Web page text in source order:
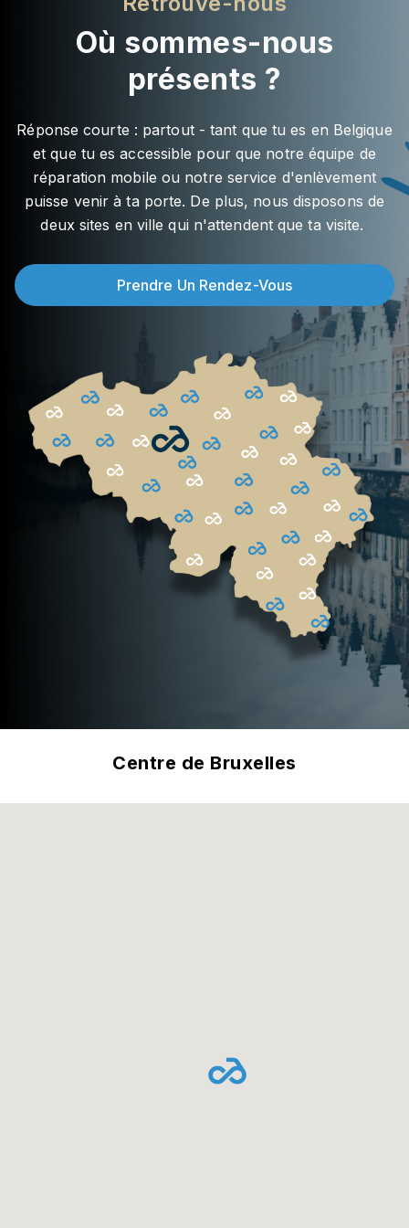
Où sommes-nous
présents ?
Réponse courte : partout - tant que tu es en Belgique
et que tu es accessible pour que notre équipe de
réparation mobile ou notre service d'enlèvement
puisse venir à ta porte. De plus, nous disposons de
deux sites en ville qui n'attendent que ta visite.
Prendre Un Rendez-Vous
Centre de Bruxelles